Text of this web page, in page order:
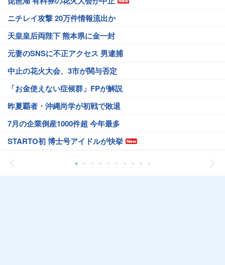
ニチレイ攻撃 20万件情報流出か
天皇皇后両陛下 熊本県に金一封
元妻のSNSに不正アクセス 男逮捕
中止の花火大会、3市が関与否定
「お金使えない症候群」FPが解説
昨夏覇者・沖縄尚学が初戦で敗退
7月の企業倒産1000件超 今年最多
STARTO初 博士号アイドルが快挙